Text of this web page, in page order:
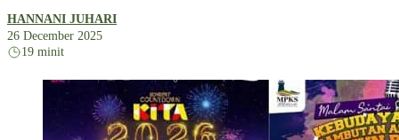
HANNANI JUHARI
26 December 2025
19 minit